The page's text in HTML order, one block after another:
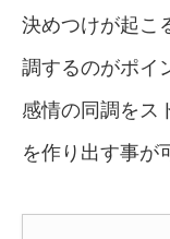
決めつけが起こ
調するのがポイ
感情の同調をス
を作り出す事が